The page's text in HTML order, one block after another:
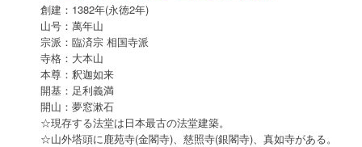
創建：1382年(永徳2年)
山号：萬年山
宗派：臨済宗 相国寺派
寺格：大本山
本尊：釈迦如来
開基：足利義満
開山：夢窓漱石
☆現存する法堂は日本最古の法堂建築。
☆山外塔頭に鹿苑寺(金閣寺)、慈照寺(銀閣寺)、真如寺がある。